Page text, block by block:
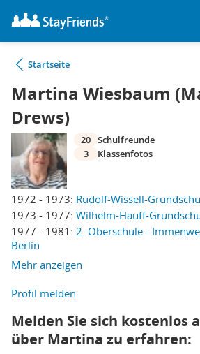
Startseite
Martina Wiesbaum
Drews)
1972 - 1973: Rudolf-Wissell-
1973 - 1977: Wilhelm-Hauff-
1977 - 1981: 2. Oberschule -
Berlin
Mehr anzeigen
20 Schulfreunde
3
Klassenfotos
Profil melden
Melden Sie sich kostenlos
über Martina zu erfahren: